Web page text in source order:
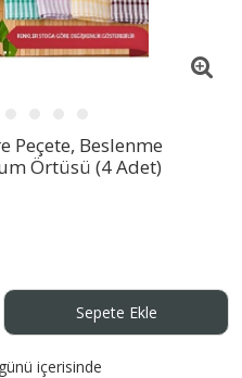
Peçete, Beslenme
Örtüsü (4 Adet)
Sepete Ekle
içerisinde